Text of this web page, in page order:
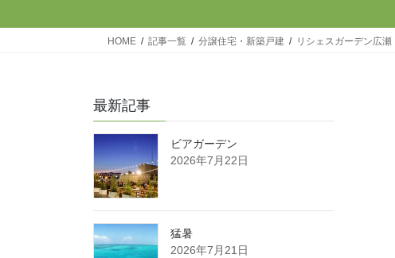
HOME 記事一覧 分譲住宅・新築戸建 リシェスガーデン広瀬
最新記事
ビアガーデン
2026年7月22日
猛暑
2026年7月21日